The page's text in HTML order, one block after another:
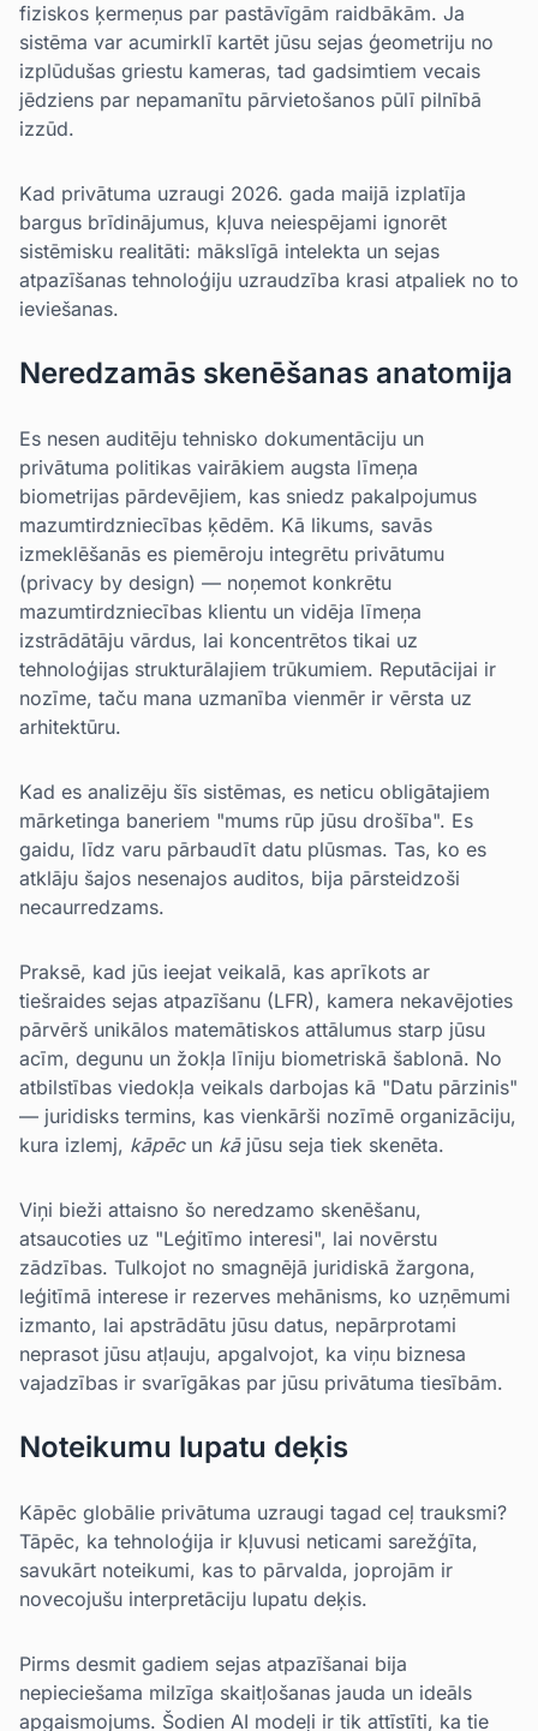
fiziskos ķermeņus par pastāvīgām raidbākām. Ja
sistēma var acumirklī kartēt jūsu sejas ģeometriju no
izplūdušas griestu kameras, tad gadsimtiem vecais
jēdziens par nepamanītu pārvietošanos pūlī pilnībā
izzūd.
Kad privātuma uzraugi 2026. gada maijā izplatīja
bargus brīdinājumus, kļuva neiespējami ignorēt
sistēmisku realitāti: mākslīgā intelekta un sejas
atpazīšanas tehnoloģiju uzraudzība krasi atpaliek no to
ieviešanas.
Neredzamās skenēšanas anatomija
Es nesen auditēju tehnisko dokumentāciju un
privātuma politikas vairākiem augsta līmeņa
biometrijas pārdevējiem, kas sniedz pakalpojumus
mazumtirdzniecības ķēdēm. Kā likums, savās
izmeklēšanās es piemēroju integrētu privātumu
(privacy by design) — noņemot konkrētu
mazumtirdzniecības klientu un vidēja līmeņa
izstrādātāju vārdus, lai koncentrētos tikai uz
tehnoloģijas strukturālajiem trūkumiem. Reputācijai ir
nozīme, taču mana uzmanība vienmēr ir vērsta uz
arhitektūru.
Kad es analizēju šīs sistēmas, es neticu obligātajiem
mārketinga baneriem "mums rūp jūsu drošība". Es
gaidu, līdz varu pārbaudīt datu plūsmas. Tas, ko es
atklāju šajos nesenajos auditos, bija pārsteidzoši
necaurredzams.
Praksē, kad jūs ieejat veikalā, kas aprīkots ar
tiešraides sejas atpazīšanu (LFR), kamera nekavējoties
pārvērš unikālos matemātiskos attālumus starp jūsu
acīm, degunu un žokļa līniju biometriskā šablonā. No
atbilstības viedokļa veikals darbojas kā "Datu pārzinis"
— juridisks termins, kas vienkārši nozīmē organizāciju,
kura izlemj, kāpēcun kājūsu seja tiek skenēta.
Viņi bieži attaisno šo neredzamo skenēšanu,
atsaucoties uz "Leģitīmo interesi", lai novērstu
zādzības. Tulkojot no smagnējā juridiskā žargona,
leģitīmā interese ir rezerves mehānisms, ko uzņēmumi
izmanto, lai apstrādātu jūsu datus, nepārprotami
neprasot jūsu atļauju, apgalvojot, ka viņu biznesa
vajadzības ir svarīgākas par jūsu privātuma tiesībām.
Noteikumu lupatu deķis
Kāpēc globālie privātuma uzraugi tagad ceļ trauksmi?
Tāpēc, ka tehnoloģija ir kļuvusi neticami sarežģīta,
savukārt noteikumi, kas to pārvalda, joprojām ir
novecojušu interpretāciju lupatu deķis.
Pirms desmit gadiem sejas atpazīšanai bija
nepieciešama milzīga skaitļošanas jauda un ideāls
apgaismojums. Šodien AI modeļi ir tik attīstīti, ka tie